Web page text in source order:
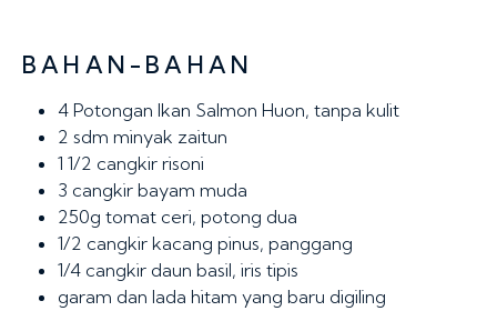
BAHAN-BAHAN
4 Potongan Ikan Salmon Huon, tanpa kulit
2 sdm minyak zaitun
1 1/2 cangkir risoni
3 cangkir bayam muda
250g tomat ceri, potong dua
1/2 cangkir kacang pinus, panggang
1/4 cangkir daun basil, iris tipis
garam dan lada hitam yang baru digiling